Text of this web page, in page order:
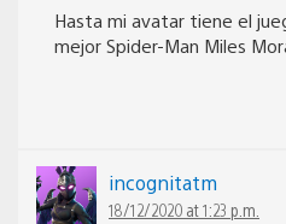
Hasta mi avatar tiene el
mejor Spider-Man Miles
incognitatm
18/12/2020 at 1:23 p.m.